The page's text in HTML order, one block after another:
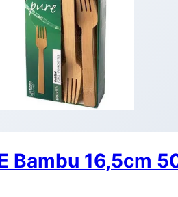
Bambu 16,5cm